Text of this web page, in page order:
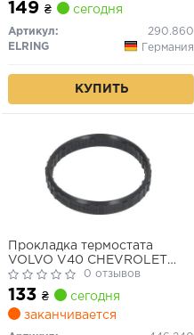
GT (R190), AMG GT (X290), B
SPORTS TOURER (W246,
W242), B SPORTS TOURER
149 ₴ сегодня
Артикул:
290.860
ELRING
Германия
КУПИТЬ
Прокладка термостата
VOLVO V40 CHEVROLET
ALERO, CAPTIVA, COBALT,
EQUINOX, HHR, MALIBU,
VECTRA CITROEN
BERLINGO,
BERLINGO/MINIVAN,
0 отзывов
133 ₴
сегодня
заканчивается